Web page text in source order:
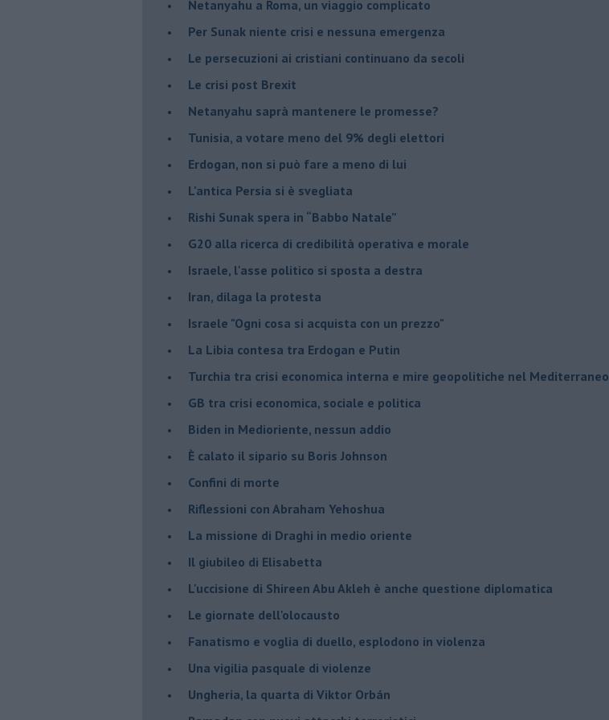
Netanyahu a Roma, un viaggio complicato
Per Sunak niente crisi e nessuna emergenza
Le persecuzioni ai cristiani continuano da secoli
Le crisi post Brexit
Netanyahu saprà mantenere le promesse?
Tunisia, a votare meno del 9% degli elettori
Erdogan, non si può fare a meno di lui
L'antica Persia si è svegliata
Rishi Sunak spera in “Babbo Natale”
G20 alla ricerca di credibilità operativa e morale
Israele, l'asse politico si sposta a destra
Iran, dilaga la protesta
Israele "Ogni cosa si acquista con un prezzo"
La Libia contesa tra Erdogan e Putin
Turchia tra crisi economica interna e mire geopolitiche nel Mediterraneo
GB tra crisi economica, sociale e politica
Biden in Medioriente, nessun addio
È calato il sipario su Boris Johnson
Confini di morte
Riflessioni con Abraham Yehoshua
La missione di Draghi in medio oriente
Il giubileo di Elisabetta
L'uccisione di Shireen Abu Akleh è anche questione diplomatica
Le giornate dell'olocausto
Fanatismo e voglia di duello, esplodono in violenza
Una vigilia pasquale di violenze
Ungheria, la quarta di Viktor Orbán